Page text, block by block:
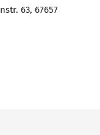
63, 67657